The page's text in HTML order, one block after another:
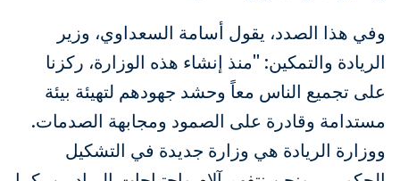
وفي هذا الصدد، يقول أسامة السعداوي، وزير
الريادة والتمكين: "منذ إنشاء هذه الوزارة، ركزنا
على تجميع الناس معاً وحشد جهودهم لتهيئة بيئة
مستدامة وقادرة على الصمود ومجابهة الصدمات.
ووزارة الريادة هي وزارة جديدة في التشكيل